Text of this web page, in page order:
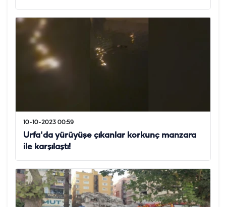
10-10-2023 00:59
Urfa'da yürüyüşe çıkanlar korkunç manzara
ile karşılaştı!